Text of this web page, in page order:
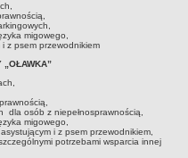
migowego,
z psem przewodnikiem
dla osób z niepełnosprawnością,
migowego,
i z psem przewodnikiem,
potrzebami wsparcia innej